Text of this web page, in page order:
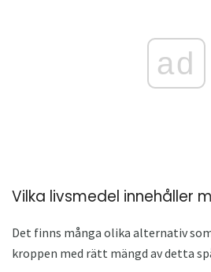
ad
Vilka livsmedel innehåller
Det finns många olika alternativ
kroppen med rätt mängd av detta